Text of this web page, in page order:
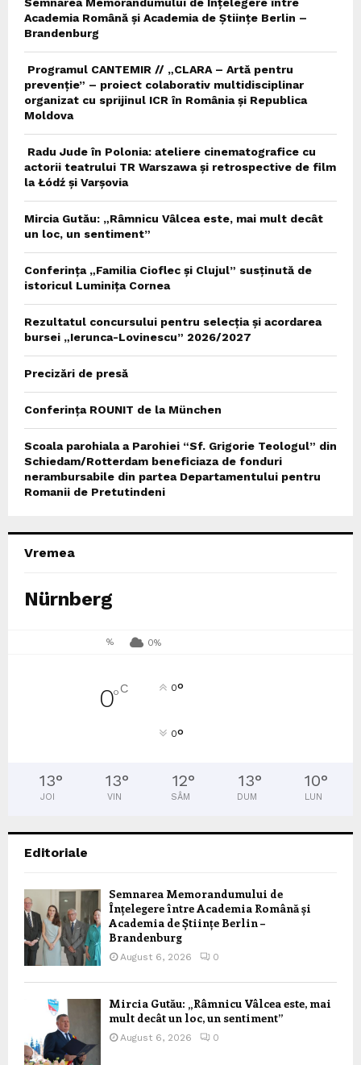
Academia Română și Academia de Științe Berlin –
Brandenburg
Programul CANTEMIR // „CLARA – Artă pentru
prevenție” – proiect colaborativ multidisciplinar
organizat cu sprijinul ICR în România și Republica
Moldova
Radu Jude în Polonia: ateliere cinematografice cu
actorii teatrului TR Warszawa și retrospective de film
la Łódź și Varșovia
Mircia Gutău: „Râmnicu Vâlcea este, mai mult decât
un loc, un sentiment”
Conferința „Familia Cioflec și Clujul” susținută de
istoricul Luminița Cornea
Rezultatul concursului pentru selecția și acordarea
bursei „Ierunca-Lovinescu” 2026/2027
Precizări de presă
Conferința ROUNIT de la München
Scoala parohiala a Parohiei “Sf. Grigorie Teologul” din
Schiedam/Rotterdam beneficiaza de fonduri
nerambursabile din partea Departamentului pentru
Romanii de Pretutindeni
Vremea
Nürnberg
% 0%
0°C 0°
0°
13°
JOI
13°
VIN
12°
SÂM
13°
DUM
10°
LUN
Editoriale
Semnarea Memorandumului de
Înțelegere între Academia Română și
Academia de Științe Berlin –
Brandenburg
August 6, 2026 0
Mircia Gutău: „Râmnicu Vâlcea este, mai
mult decât un loc, un sentiment”
August 6, 2026 0